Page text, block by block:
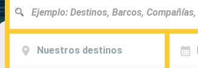
Nuestros destinos